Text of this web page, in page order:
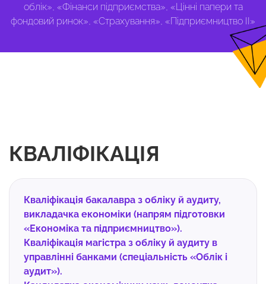
облік», «Фінанси підприємства», «Цінні папери та
фондовий ринок», «Страхування», «Підприємництво II»
КВАЛІФІКАЦІЯ
Кваліфікація бакалавра з обліку й аудиту,
викладачка економіки (напрям підготовки
«Економіка та підприємництво»).
Кваліфікація магістра з обліку й аудиту в
управлінні банками (спеціальність «Облік і
аудит»).